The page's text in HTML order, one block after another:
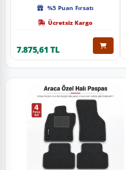
%5 Puan Fırsatı
Ücretsiz Kargo
7.875,61 TL